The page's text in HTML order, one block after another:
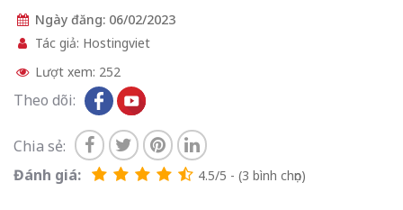
Ngày đăng: 06/02/2023
Tác giả: Hostingviet
Lượt xem: 252
Theo dõi:
Chia sẻ:
Đánh giá:
4.5/5 - (3 bình chọn)